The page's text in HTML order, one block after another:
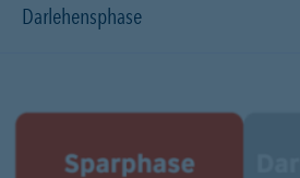
Darlehensphase